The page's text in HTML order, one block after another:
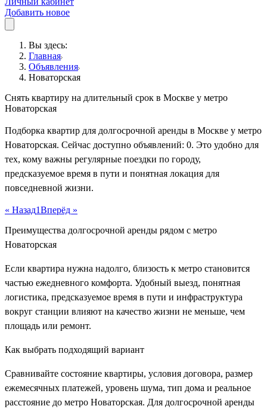
Добавить новое
Вы здесь:
Главная
Объявления
Новаторская
Снять квартиру на длительный срок в Москве у метро
Новаторская
Подборка квартир для долгосрочной аренды в Москве у метро
Новаторская. Сейчас доступно объявлений: 0. Это удобно для
тех, кому важны регулярные поездки по городу,
предсказуемое время в пути и понятная локация для
повседневной жизни.
« Назад1Вперёд »
Преимущества долгосрочной аренды рядом с метро
Новаторская
Если квартира нужна надолго, близость к метро становится
частью ежедневного комфорта. Удобный выезд, понятная
логистика, предсказуемое время в пути и инфраструктура
вокруг станции влияют на качество жизни не меньше, чем
площадь или ремонт.
Как выбрать подходящий вариант
Сравнивайте состояние квартиры, условия договора, размер
ежемесячных платежей, уровень шума, тип дома и реальное
расстояние до метро Новаторская. Для долгосрочной аренды